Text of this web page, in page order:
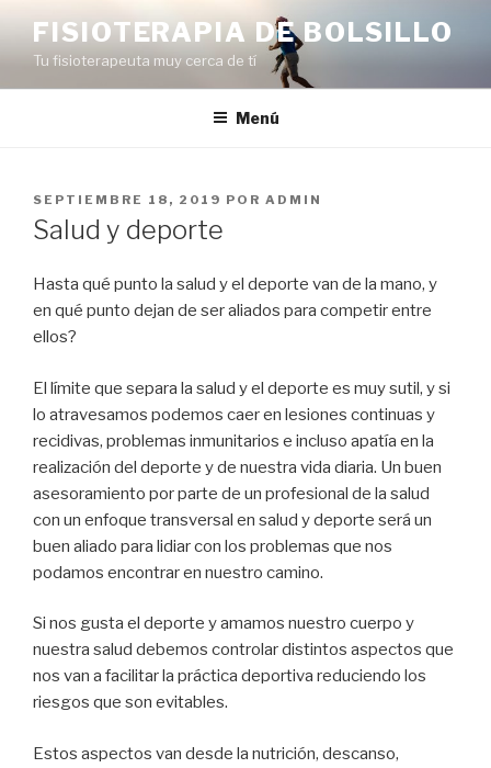
contenido
FISIOTERAPIA DE BOLSILLO
Tu fisioterapeuta muy cerca de tí
Menú
PUBLICADO
EL
SEPTIEMBRE 18, 2019 POR ADMIN
Salud y deporte
Hasta qué punto la salud y el deporte van de la mano, y
en qué punto dejan de ser aliados para competir entre
ellos?
El límite que separa la salud y el deporte es muy sutil, y si
lo atravesamos podemos caer en lesiones continuas y
recidivas, problemas inmunitarios e incluso apatía en la
realización del deporte y de nuestra vida diaria. Un buen
asesoramiento por parte de un profesional de la salud
con un enfoque transversal en salud y deporte será un
buen aliado para lidiar con los problemas que nos
podamos encontrar en nuestro camino.
Si nos gusta el deporte y amamos nuestro cuerpo y
nuestra salud debemos controlar distintos aspectos que
nos van a facilitar la práctica deportiva reduciendo los
riesgos que son evitables.
Estos aspectos van desde la nutrición, descanso,